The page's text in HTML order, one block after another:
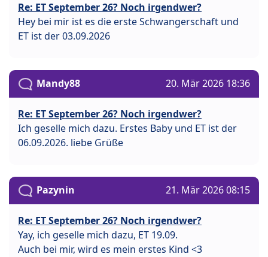
Re: ET September 26? Noch irgendwer?
Hey bei mir ist es die erste Schwangerschaft und
ET ist der 03.09.2026
Mandy88 20. Mär 2026 18:36
Re: ET September 26? Noch irgendwer?
Ich geselle mich dazu. Erstes Baby und ET ist der
06.09.2026. liebe Grüße
Pazynin 21. Mär 2026 08:15
Re: ET September 26? Noch irgendwer?
Yay, ich geselle mich dazu, ET 19.09.
Auch bei mir, wird es mein erstes Kind <3